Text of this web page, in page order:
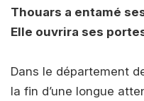
Thouars a entamé
Elle ouvrira ses
Dans le département
la fin d’une longue